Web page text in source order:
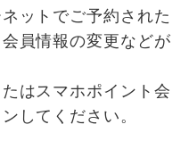
ットでご予約された
員情報の変更などが
はスマホポイント会
してください。